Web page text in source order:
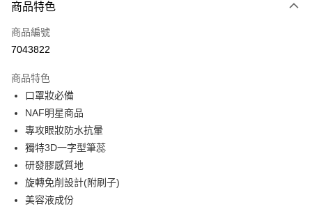
信用卡一次付款
超商取貨付款
Apple Pay
街口支付
悠遊付
ATM付款
運送方式
商品特色
商品編號
7043822
商品特色
口罩妝必備
NAF明星商品
專攻眼妝防水抗暈
獨特3D一字型筆蕊
研發膠感質地
旋轉免削設計(附刷子)
美容液成份